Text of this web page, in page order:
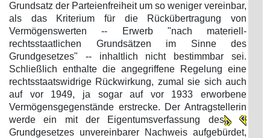
Grundsatz der Parteienfreiheit um so weniger vereinbar,
als das Kriterium für die Rückübertragung von
Vermögenswerten -- Erwerb "nach materiell-
rechtsstaatlichen Grundsätzen im Sinne des
Grundgesetzes" -- inhaltlich nicht bestimmbar sei.
Schließlich enthalte die angegriffene Regelung eine
rechtsstaatswidrige Rückwirkung, zumal sie sich auch
auf vor 1949, ja sogar auf vor 1933 erworbene
Vermögensgegenstände erstrecke. Der Antragstellerin
werde ein mit der Eigentumsverfassung des
Grundgesetzes unvereinbarer Nachweis aufgebürdet,